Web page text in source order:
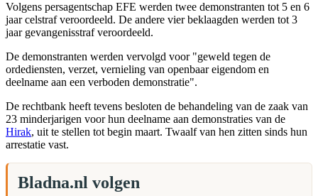
Volgens persagentschap EFE werden twee demonstranten tot 5 en 6
jaar celstraf veroordeeld. De andere vier beklaagden werden tot 3
jaar gevangenisstraf veroordeeld.
De demonstranten werden vervolgd voor "geweld tegen de
ordediensten, verzet, vernieling van openbaar eigendom en
deelname aan een verboden demonstratie".
De rechtbank heeft tevens besloten de behandeling van de zaak van
23 minderjarigen voor hun deelname aan demonstraties van de
Hirak, uit te stellen tot begin maart. Twaalf van hen zitten sinds hun
arrestatie vast.
Bladna.nl volgen